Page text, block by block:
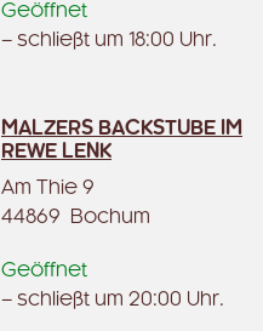
Geöffnet
– schließt um 18:00 Uhr.
MALZERS BACKSTUBE IM
REWE LENK
Am Thie 9
44869 Bochum
Geöffnet
– schließt um 20:00 Uhr.